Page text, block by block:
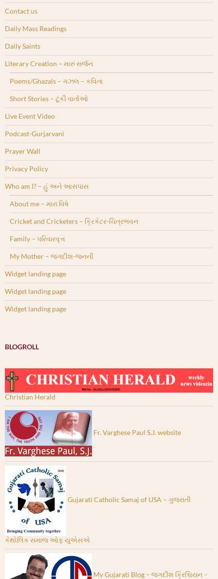
Contact us
Daily Mass Readings
Daily Saints
Literary Creation – મારું સર્જન
Poems/Ghazals – ગઝલ – કવિતા
Short Stories – ટૂંકી વાર્તાઓ
Live Event Video
Podcast-Gurjarvani
Prayer Wall
Privacy Policy
Who am I? – હું અને આસપાસ
About me – મારા વિષે
Cricket and Cricketers – ક્રિકેટર-ચિત્રભવન
Family – પરિવારવૃત્ત
My Mother – જગદીશ-જનની
Widget landing page
Widget landing page
Widget landing page
BLOGROLL
Christian Herald
Fr. Varghese Paul S.J. website
Gujarati Catholic Samaj of USA – ગુજરાતી
કેથોલિક સમાજ ઓફ યુએસએ
My Gujarati Blog – જગદીશ ક્રિશ્ચિયન –